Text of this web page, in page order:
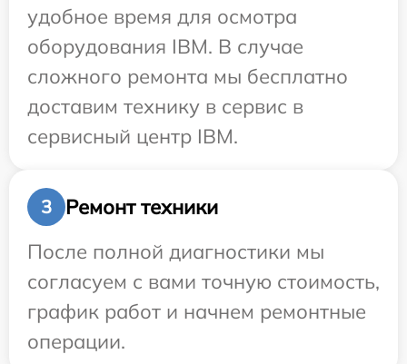
удобное время для осмотра
оборудования IBM. В случае
сложного ремонта мы бесплатно
доставим технику в сервис в
сервисный центр IBM.
3
Ремонт техники
После полной диагностики мы
согласуем с вами точную стоимость,
график работ и начнем ремонтные
операции.